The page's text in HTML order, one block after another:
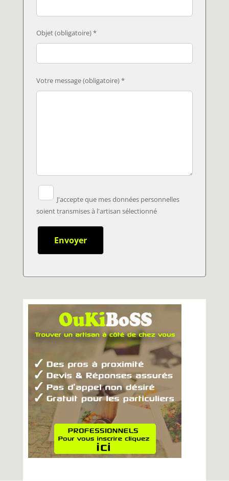
Objet (obligatoire) *
Votre message (obligatoire) *
J'accepte que mes données personnelles
soient transmises à l'artisan sélectionné